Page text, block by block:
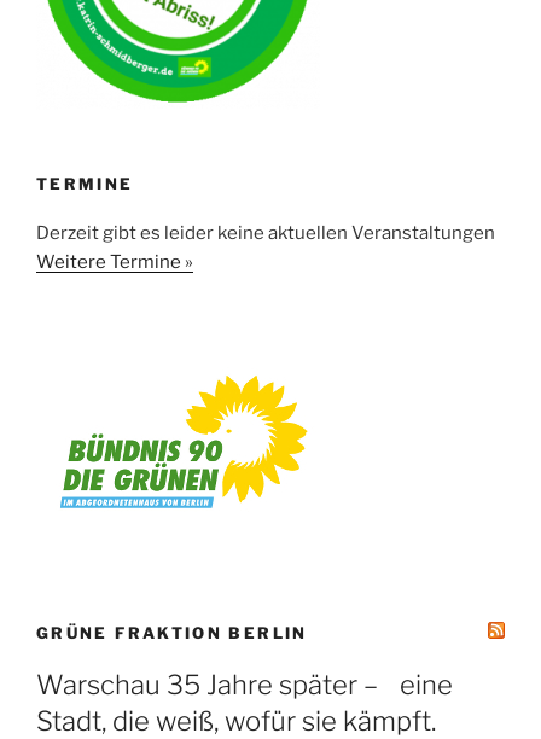
TERMINE
Derzeit gibt es leider keine aktuellen Veranstaltungen
Weitere Termine »
GRÜNE FRAKTION BERLIN
Warschau 35 Jahre später – eine
Stadt, die weiß, wofür sie kämpft.